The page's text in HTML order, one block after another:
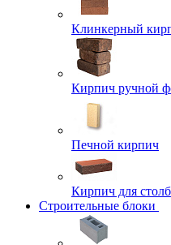
Клинкерный
Кирпич ручной
Печной кирпич
Кирпич для
Строительные блоки